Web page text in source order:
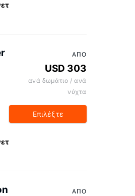
ΑΠΌ
USD 303
ανά δωμάτιο / ανά
νύχτα
Επιλέξτε
ΑΠΌ